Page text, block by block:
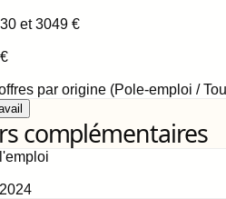
et 3049€
par origine (Pole-emploi /
complémentaires